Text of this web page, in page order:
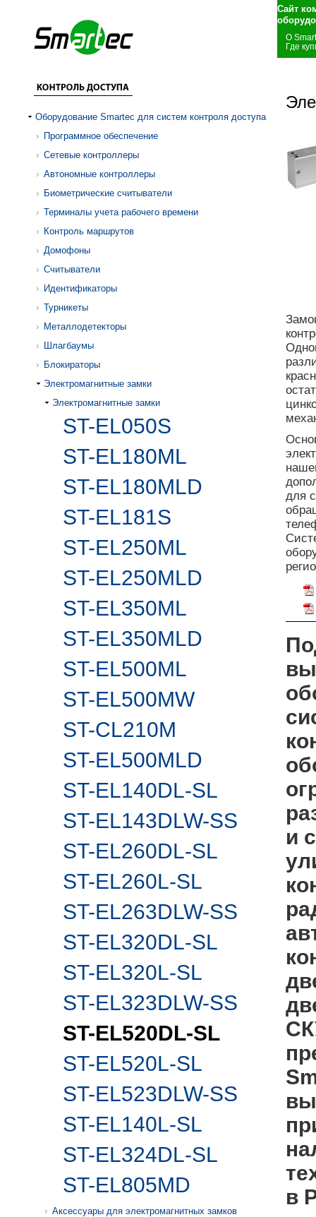
Сайт
О
Где
Оборудование Smartec для систем контроля доступа
Программное обеспечение
Сетевые контроллеры
Автономные контроллеры
Биометрические считыватели
Терминалы учета рабочего времени
Контроль маршрутов
Домофоны
Считыватели
Идентификаторы
Турникеты
Металлодетекторы
Шлагбаумы
Блокираторы
Электромагнитные замки
Электромагнитные замки
ST-EL050S
ST-EL180ML
ST-EL180MLD
ST-EL181S
ST-EL250ML
ST-EL250MLD
ST-EL350ML
ST-EL350MLD
ST-EL500ML
ST-EL500MW
ST-CL210M
ST-EL500MLD
ST-EL140DL-SL
ST-EL143DLW-SS
ST-EL260DL-SL
ST-EL260L-SL
ST-EL263DLW-SS
ST-EL320DL-SL
ST-EL320L-SL
ST-EL323DLW-SS
ST-EL520DL-SL
ST-EL520L-SL
ST-EL523DLW-SS
ST-EL140L-SL
ST-EL324DL-SL
ST-EL805MD
Аксессуары для электромагнитных замков
для
П
и
в